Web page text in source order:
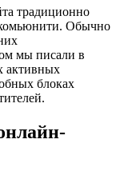
традиционно
комьюнити. Обычно
мы писали в
активных
блоках